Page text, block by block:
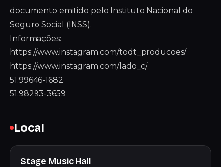
documento emitido pelo Instituto Nacional do
Seguro Social (INSS).
Informações:
https://www.instagram.com/todt_producoes/
https://www.instagram.com/lado_c/
51.99646-1682
51.98293-3659
Local
Stage Music Hall